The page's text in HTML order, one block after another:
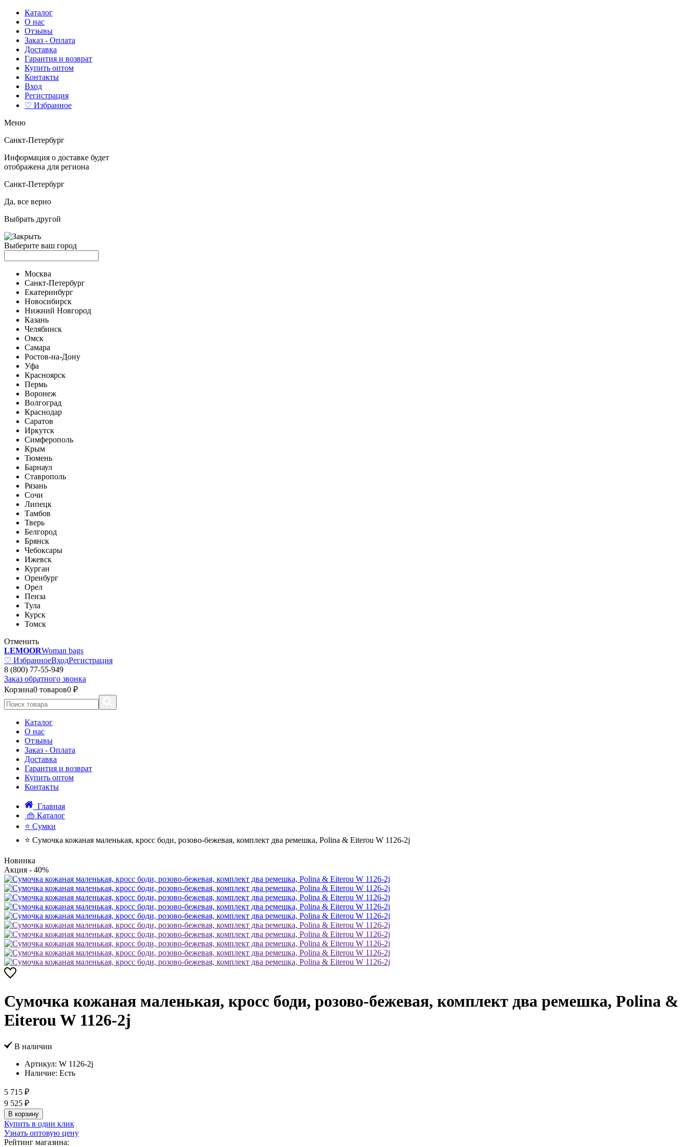
Каталог
О нас
Отзывы
Заказ - Оплата
Доставка
Гарантия и возврат
Купить оптом
Контакты
Вход
Регистрация
♡ Избранное
Меню
Санкт-Петербург
Информация о доставке будет
отображена для региона
Санкт-Петербург
Да, все верно
Выбрать другой
Выберите ваш город
Москва
Санкт-Петербург
Екатеринбург
Новосибирск
Нижний Новгород
Казань
Челябинск
Омск
Самара
Ростов-на-Дону
Уфа
Красноярск
Пермь
Воронеж
Волгоград
Краснодар
Саратов
Иркутск
Симферополь
Крым
Тюмень
Барнаул
Ставрополь
Рязань
Сочи
Липецк
Тамбов
Тверь
Белгород
Брянск
Чебоксары
Ижевск
Курган
Оренбург
Орел
Пенза
Тула
Курск
Томск
Отменить
LEMOORWoman bags
♡ ИзбранноеВходРегистрация
8 (800) 77-55-949
Заказ обратного звонка
Корзина0 товаров0 ₽
Каталог
О нас
Отзывы
Заказ - Оплата
Доставка
Гарантия и возврат
Купить оптом
Контакты
Главная
👜 Каталог
⭐ Сумки
⭐ Сумочка кожаная маленькая, кросс боди, розово-бежевая, комплект два ремешка, Polina & Eiterou W 1126-2j
Новинка
Акция - 40%
Сумочка кожаная маленькая, кросс боди, розово-бежевая, комплект два ремешка, Polina &
Eiterou W 1126-2j
В наличии
Артикул: W 1126-2j
Наличие: Есть
5 715 ₽
9 525 ₽
В корзину
Купить в один клик
Узнать оптовую цену
Рейтинг магазина: